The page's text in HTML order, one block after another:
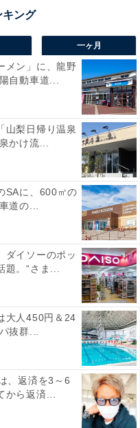
一ヶ月
メン」に、龍野
自動車道...
山梨日帰り温泉
かけ流...
SAに、600㎡の
道の...
ダイソーのポッ
。“さま...
大人450円＆24
抜群...
、返済を3～6
から返済...